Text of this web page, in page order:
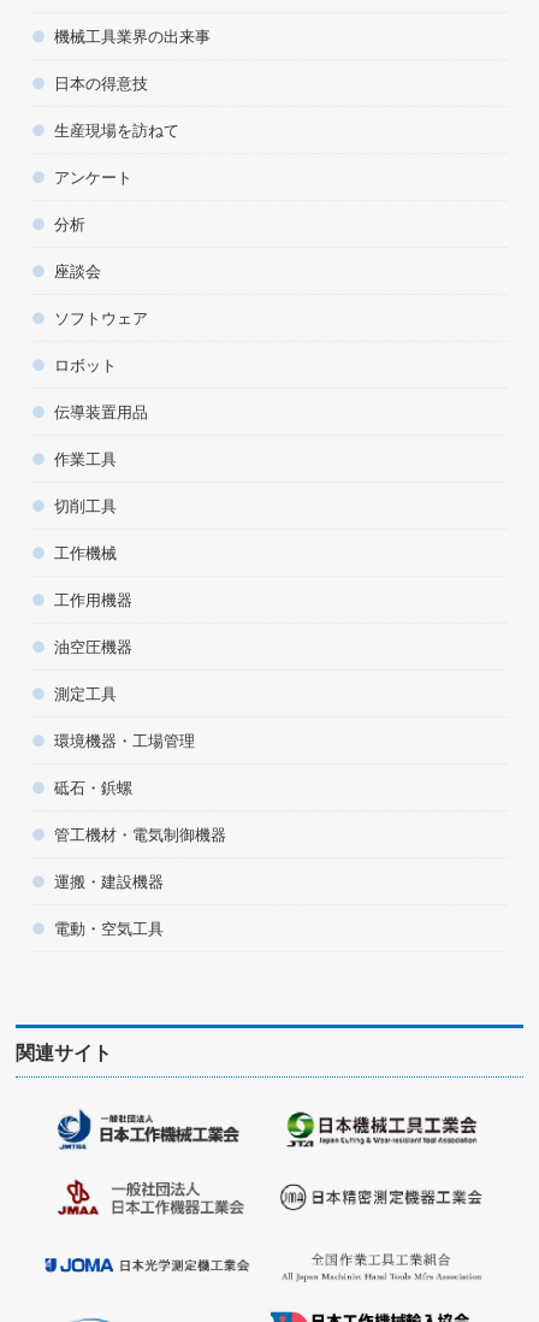
機械工具業界の出来事
日本の得意技
生産現場を訪ねて
アンケート
分析
座談会
ソフトウェア
ロボット
伝導装置用品
作業工具
切削工具
工作機械
工作用機器
油空圧機器
測定工具
環境機器・工場管理
砥石・鋲螺
管工機材・電気制御機器
運搬・建設機器
電動・空気工具
関連サイト